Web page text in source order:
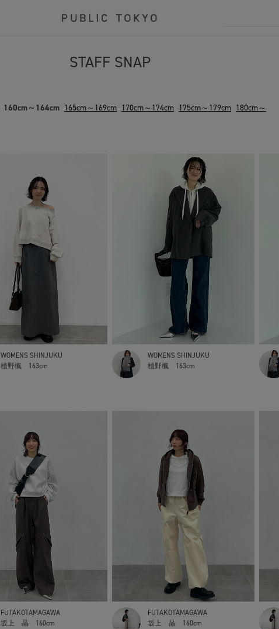
STAFF SNAP
160cm～164cm 165cm～169cm 170cm～174cm 175cm～179cm 180cm～
WOMENS SHINJUKU
植野楓
163cm
WOMENS SHINJUKU
植野楓
163cm
FUTAKOTAMAGAWA
坂上 晶
160cm
FUTAKOTAMAGAWA
坂上 晶
160cm